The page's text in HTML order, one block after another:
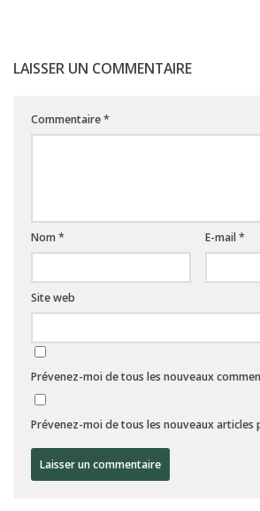
LAISSER UN COMMENTAIRE
Commentaire*
Nom * E-mail*
Site web
Prévenez-moi de tous les nouveaux
Prévenez-moi de tous les nouveaux articles